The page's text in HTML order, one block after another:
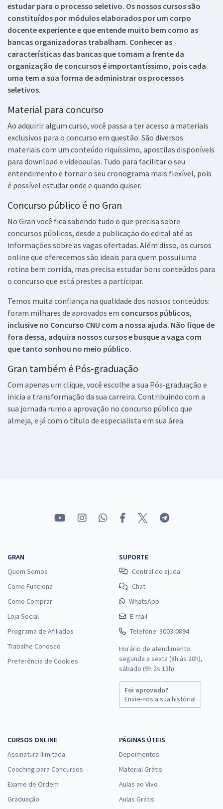
estudar para o processo seletivo. Os nossos cursos são
constituídos por módulos elaborados por um corpo
docente experiente e que entende muito bem como as
bancas organizadoras trabalham. Conhecer as
características das bancas que tomam a frente da
organização de concursos é importantíssimo, pois cada
uma tem a sua forma de administrar os processos
seletivos.
Material para concurso
Ao adquirir algum curso, você passa a ter acesso a materiais
exclusivos para o concurso em questão. São diversos
materiais com um conteúdo riquíssimo, apostilas disponíveis
para download e videoaulas. Tudo para facilitar o seu
entendimento e tornar o seu cronograma mais flexível, pois
é possível estudar onde e quando quiser.
Concurso público é no Gran
No Gran você fica sabendo tudo o que precisa sobre
concursos públicos, desde a publicação do edital até as
informações sobre as vagas ofertadas. Além disso, os cursos
online que oferecemos são ideais para quem possui uma
rotina bem corrida, mas precisa estudar bons conteúdos para
o concurso que está prestes a participar.
Temos muita confiança na qualidade dos nossos conteúdos:
foram milhares de aprovados em concursos públicos,
inclusive no Concurso CNU com a nossa ajuda. Não fique de
fora dessa, adquira nossos cursos e busque a vaga com
que tanto sonhou no meio público.
Gran também é Pós-graduação
Com apenas um clique, você escolhe a sua Pós-graduação e
inicia a transformação da sua carreira. Contribuindo com a
sua jornada rumo a aprovação no concurso público que
almeja, e já com o título de especialista em sua área.
GRAN
Quem Somos
Como Funciona
Como Comprar
Loja Social
Programa de Afiliados
Trabalhe Conosco
Preferência de Cookies
SUPORTE
Central de ajuda
Chat
WhatsApp
E-mail
Telefone: 3003-0894
Horário de atendimento:
segunda a sexta (8h às 20h),
sábado (9h às 13h).
Foi aprovado?
Envie-nos a sua história!
CURSOS ONLINE
Assinatura Ilimitada
Coaching para Concursos
Exame de Ordem
Graduação
PÁGINAS ÚTEIS
Depoimentos
Material Grátis
Aulas ao Vivo
Aulas Grátis